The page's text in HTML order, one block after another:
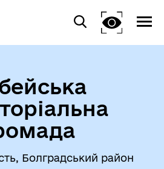
Болградський район